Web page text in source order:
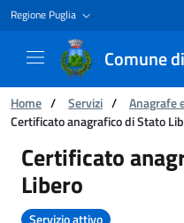
Regione Puglia
Comune
Ti trovi in:
Home / Servizi / Anagrafe
Certificato anagrafico di Stato
Certificato
Certificato
Libero
Servizio attivo